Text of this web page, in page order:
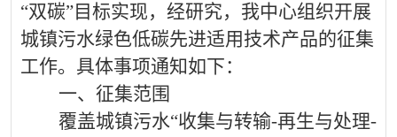
“双碳”目标实现，经研究，我中心组织开展
城镇污水绿色低碳先进适用技术产品的征集
工作。具体事项通知如下：
一、征集范围
覆盖城镇污水“收集与转输-再生与处理-